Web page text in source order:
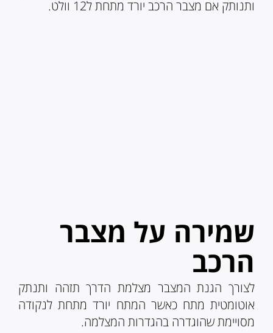
ותנותק אם מצבר הרכב יורד מתחת ל12 וולט.
שמירה על מצבר
הרכב
לצורך הגנת המצבר מצלמת הדרך תזהה ותנתק
אוטומטית מתח כאשר המתח יורד מתחת לנקודה
מסויימת שהוגדרה בהגדרות המצלמה.